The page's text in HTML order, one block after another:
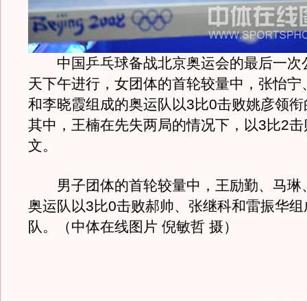
中国乒乓球备战北京奥运会的最后一次
天下午进行，女团体的首轮较量中，张怡宁
和李晓霞组成的奥运队以3比0击败姚彦领
其中，王楠在先失两局的情况下，以3比2
文。
男子团体的首轮较量中，王励勤、马琳
奥运队以3比0击败郝帅、张继科和雷振华
队。（中体在线图片 倪敏哲 摄）